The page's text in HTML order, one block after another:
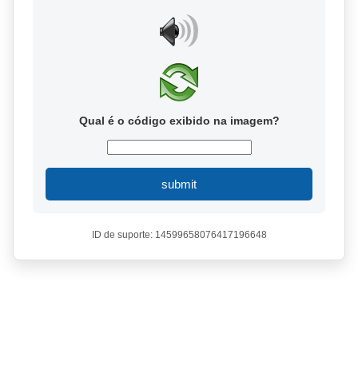
Qual é o código exibido na imagem?
submit
ID de suporte: 14599658076417196648